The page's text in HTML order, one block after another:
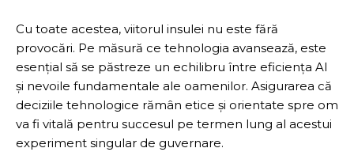
Cu toate acestea, viitorul insulei nu este fără
provocări. Pe măsură ce tehnologia avansează, este
esențial să se păstreze un echilibru între eficiența AI
și nevoile fundamentale ale oamenilor. Asigurarea că
deciziile tehnologice rămân etice și orientate spre om
va fi vitală pentru succesul pe termen lung al acestui
experiment singular de guvernare.